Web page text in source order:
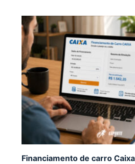
Financiamento de carro